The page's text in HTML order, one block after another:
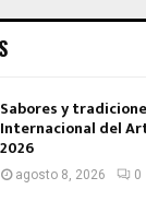
Sabores y
Internacional del
2026
agosto 8, 2026 0